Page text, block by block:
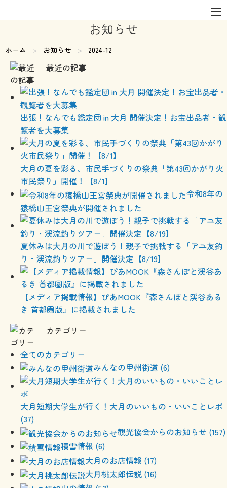
お知らせ
ホーム お知らせ 現在のページ:
2024-12
最近の記事
出張！なんでも鑑定団 in 大月 開催決定！お宝出品者・観
覧者を大募集
大月の夏を彩る、市民手づくりの祭典「第43回かがり火
市民祭り」開催！【8/1】
令和8年の
猿橋山王宮祭典が開催されました
夏休みは大月の川で遊ぼう！親子で挑戦する「アユ友釣
り・渓流釣りツアー」開催決定【8/19】
【メディア掲載情報】ぴあMOOK『森さんぽと渓谷ある
き 首都圏版』に掲載されました
カテゴリー
全てのカテゴリー
みんなの甲州街道 (6)
大月短期大学生が行く！大月のいいもの・いいことレポ
(37)
観光協会からのお知らせ (157)
積雪情報 (6)
大月のお店情報 (17)
大月桃太郎伝説 (16)